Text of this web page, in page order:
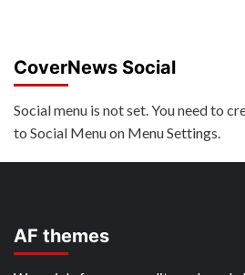
CoverNews Social
Social menu is not set. You need to
to Social Menu on Menu Settings.
AF themes